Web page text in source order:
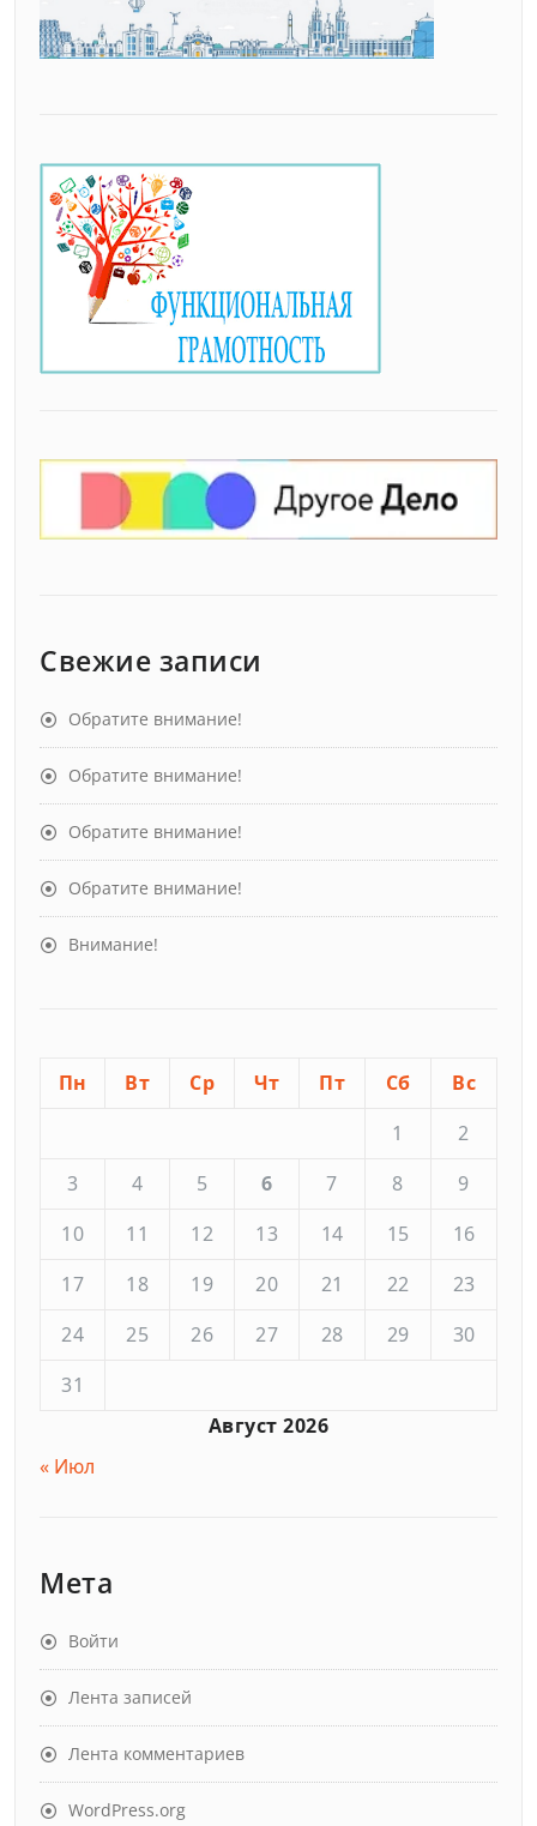
Свежие записи
Обратите внимание!
Обратите внимание!
Обратите внимание!
Обратите внимание!
Внимание!
Август 2026
Пн Вт Ср Чт Пт Сб
Вс
1
2
3
4 5 6 7 8
9
10
11 12 13 14 15
16
17
18 19 20 21 22
23
24
25 26 27 28 29
30
31
« Июл
Мета
Войти
Лента записей
Лента комментариев
WordPress.org